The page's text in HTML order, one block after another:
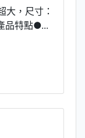
大，尺寸：
品特點●...